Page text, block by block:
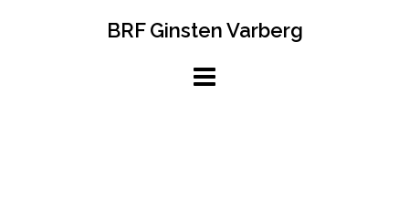
BRF Ginsten Varberg